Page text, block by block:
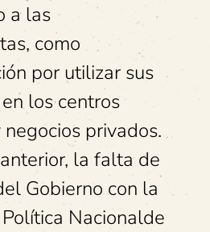
a las
como
por utilizar sus
los centros
privados.
la falta de
Gobierno con la
Nacionalde